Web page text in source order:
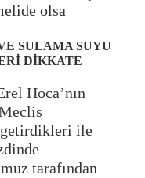
olsa
SULAMA SUYU
DİKKATE
Hoca’nın
getirdikleri ile
tarafından